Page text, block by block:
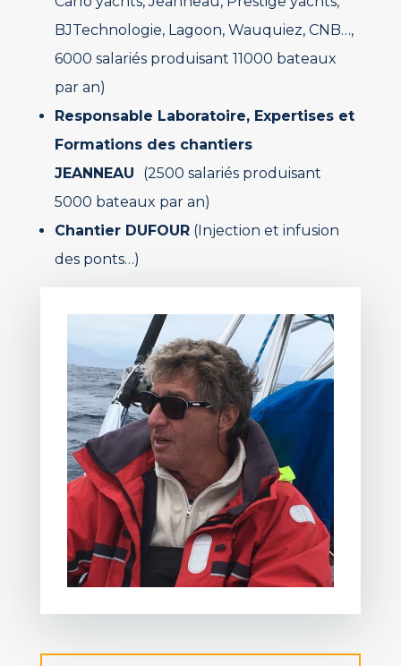
BJTechnologie, Lagoon, Wauquiez, CNB…,
6000 salariés produisant 11000 bateaux
par an)
Responsable Laboratoire, Expertises et
Formations des chantiers
JEANNEAU (2500 salariés produisant
5000 bateaux par an)
Chantier DUFOUR(Injection et infusion
des ponts…)